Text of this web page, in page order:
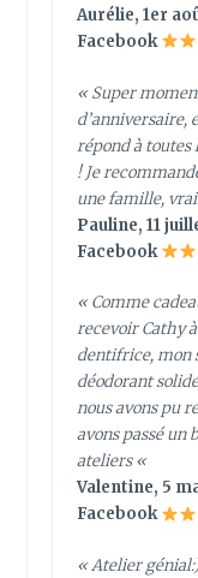
Aurélie, 1er
Facebook
« Super
d’anniversaire,
répond à toutes
! Je
une famille,
Pauline, 11
Facebook
« Comme
recevoir Cathy
dentifrice, mon
déodorant
nous avons pu
avons passé un
ateliers«
Valentine, 5
Facebook
« Atelier